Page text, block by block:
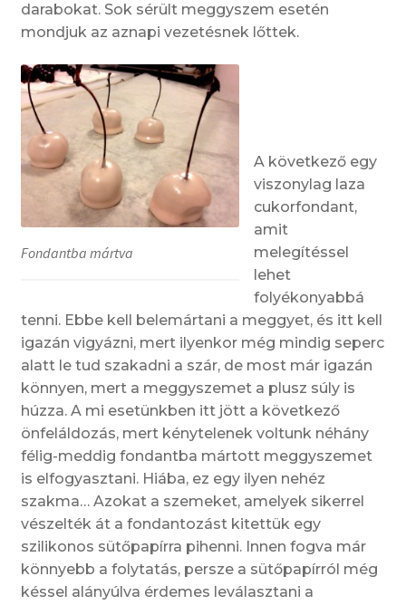
darabokat. Sok sérült meggyszem esetén
mondjuk az aznapi vezetésnek lőttek.
Fondantba mártva
A következő egy
viszonylag laza
cukorfondant,
amit
melegítéssel
lehet
folyékonyabbá
tenni. Ebbe kell belemártani a meggyet, és itt kell
igazán vigyázni, mert ilyenkor még mindig seperc
alatt le tud szakadni a szár, de most már igazán
könnyen, mert a meggyszemet a plusz súly is
húzza. A mi esetünkben itt jött a következő
önfeláldozás, mert kénytelenek voltunk néhány
félig-meddig fondantba mártott meggyszemet
is elfogyasztani. Hiába, ez egy ilyen nehéz
szakma… Azokat a szemeket, amelyek sikerrel
vészelték át a fondantozást kitettük egy
szilikonos sütőpapírra pihenni. Innen fogva már
könnyebb a folytatás, persze a sütőpapírról még
késsel alányúlva érdemes leválasztani a